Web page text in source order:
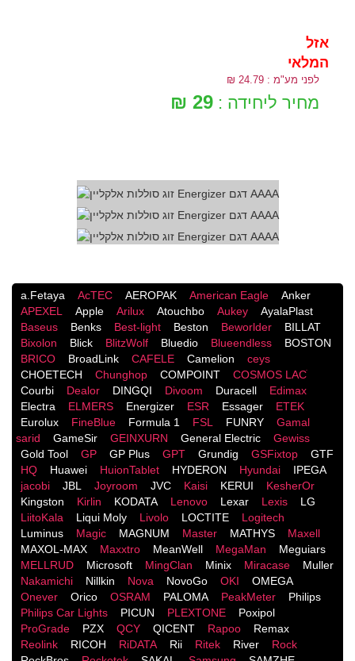
אזל
המלאי
לפני מע"מ : 24.79 ₪
מחיר ליחידה : 29 ₪
a.Fetaya AcTEC AEROPAK American Eagle
Anker
APEXEL
Apple Arilux Atouchbo Aukey
AyalaPlast
Baseus
Benks Best-light Beston Beworlder
BILLAT
Bixolon
Blick BlitzWolf Bluedio Blueendless
BOSTON
BRICO
BroadLink CAFELE Camelion
ceys
CHOETECH
Chunghop COMPOINT
COSMOS LACֹ
Courbi
Dealor DINGQI Divoom Duracell
Edimax
Electra
ELMERS Energizer ESR Essager
ETEK
Eurolux
FineBlue Formula 1 FSL FUNRY
Gamal
sarid
GameSir GEINXURN General Electric
Gewiss
Gold Tool
GP GP Plus GPT Grundig GSFixtop
GTF
HQ
Huawei HuionTablet HYDERON Hyundai
IPEGA
jacobi
JBL Joyroom JVC Kaisi KERUI
KesherOr
Kingston
Kirlin KODATA Lenovo Lexar Lexis
LG
LiitoKala
Liqui Moly Livolo LOCTITE
Logitech
Luminus
Magic MAGNUM Master MATHYS
Maxell
MAXOL-MAX
Maxxtro MeanWell MegaMan
Meguiars
MELLRUD
Microsoft MingClan Minix Miracase
Muller
Nakamichi
Nillkin Nova NovoGo OKI
OMEGA
Onever
Orico OSRAM PALOMA PeakMeter
Philips
Philips Car Lights
PICUN PLEXTONE
Poxipol
ProGrade
PZX QCY QICENT Rapoo
Remax
Reolink
RICOH RiDATA Rii Ritek River
Rock